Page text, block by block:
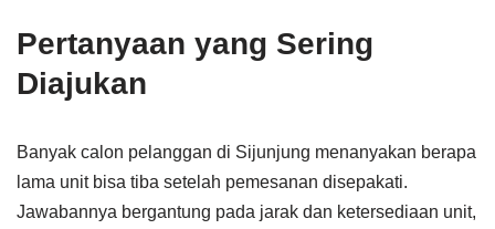
Pertanyaan yang Sering
Diajukan
Banyak calon pelanggan di Sijunjung menanyakan berapa
lama unit bisa tiba setelah pemesanan disepakati.
Jawabannya bergantung pada jarak dan ketersediaan unit,